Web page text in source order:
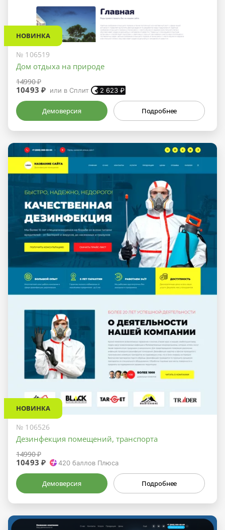
НОВИНКА
№ 106519
Дом отдыха на природе
14990 ₽
10493 ₽ или в Сплит 2 623 ₽
Демоверсия Подробнее
НОВИНКА
№ 106526
Дезинфекция помещений, транспорта
14990 ₽
10493 ₽ 420 баллов Плюса
Демоверсия Подробнее